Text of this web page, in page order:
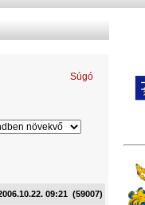
Súgó
09:21 (59007)